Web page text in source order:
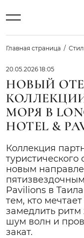
Главная страница
20.05.2026 18:05
НОВЫЙ
МОРЯ В
HOTEL &
Коллекция
новым
Pavilions в
тем, кто
замедлить
шум волн и
закат.